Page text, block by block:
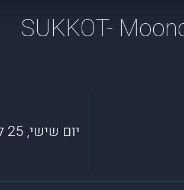
SUKKOT-
יום שישי, 25 לספטמבר 2026